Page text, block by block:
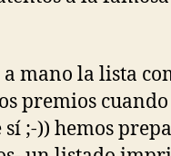
mano la lista
premios cuando
;-)) hemos